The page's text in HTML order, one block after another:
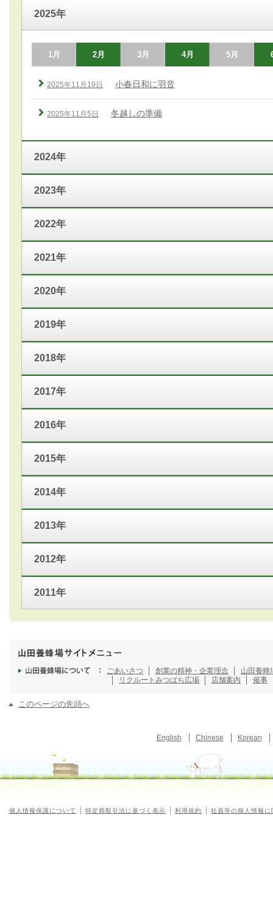
2025年
1月 2月 3月 4月 5月
2025年11月19日 小春日和に羽音
2025年11月5日 冬越しの準備
2024年
2023年
2022年
2021年
2020年
2019年
2018年
2017年
2016年
2015年
2014年
2013年
2012年
2011年
ごあいさつ 創業の精神・企業理念
山田養蜂
リクルート みつばち広場 店舗案内 催事
このページの先頭へ
English Chinese Korean
個人情報保護について 特定商取引法に基づく表示 利用規約 社員等の個人情報